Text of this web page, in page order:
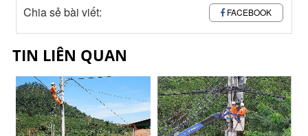
Chia sẻ bài viết: FACEBOOK
TIN LIÊN QUAN